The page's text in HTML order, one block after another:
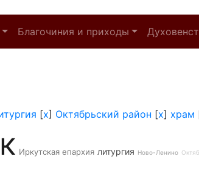
Благочиния и приходы
[x] Октябрьский район [x] храм
Иркутская епархия литургия Ново-Ленино